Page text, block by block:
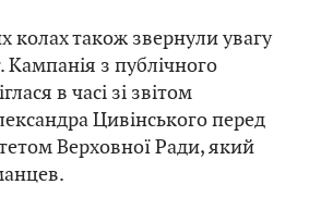
колах також звернули увагу
з публічного
в часі зі звітом
Цивінського перед
Верховної Ради, який